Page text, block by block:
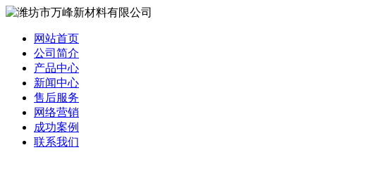
网站首页
公司简介
产品中心
新闻中心
售后服务
网络营销
成功案例
联系我们